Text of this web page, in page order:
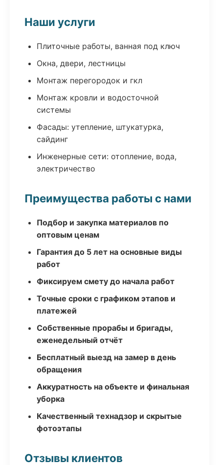
Наши услуги
Плиточные работы, ванная под ключ
Окна, двери, лестницы
Монтаж перегородок и гкл
Монтаж кровли и водосточной
системы
Фасады: утепление, штукатурка,
сайдинг
Инженерные сети: отопление, вода,
электричество
Преимущества работы с нами
Подбор и закупка материалов по
оптовым ценам
Гарантия до 5 лет на основные виды
работ
Фиксируем смету до начала работ
Точные сроки с графиком этапов и
платежей
Собственные прорабы и бригады,
еженедельный отчёт
Бесплатный выезд на замер в день
обращения
Аккуратность на объекте и финальная
уборка
Качественный технадзор и скрытые
фотоэтапы
Отзывы клиентов